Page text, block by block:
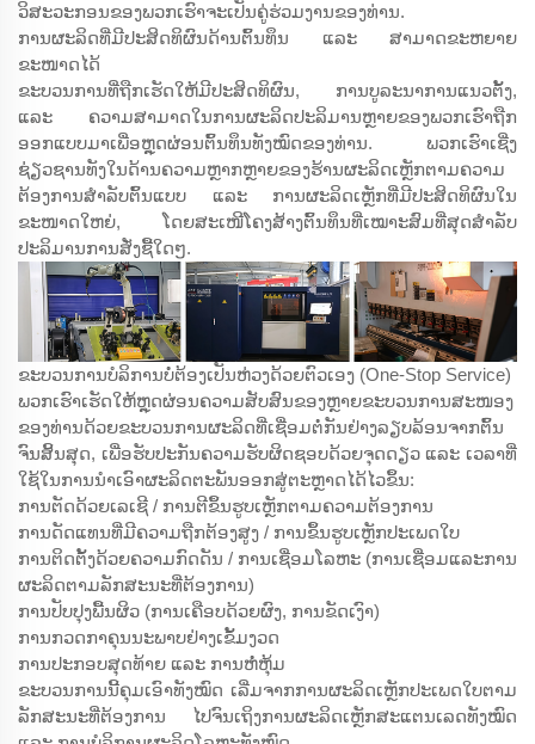
ວິສະວະກອນຂອງພວກເຮົາຈະເປັນຄູ່ຮ່ວມງານຂອງທ່ານ.
ການຜະລິດທີ່ມີປະສິດທິຜົນດ້ານຕົ້ນທຶນ ແລະ ສາມາດຂະຫຍາຍ
ຂະໜາດໄດ້
ຂະບວນການທີ່ຖືກເຮັດໃຫ້ມີປະສິດທິຜົນ, ການບູລະນາການແນວຕັ້ງ,
ແລະ ຄວາມສາມາດໃນການຜະລິດປະລິມານຫຼາຍຂອງພວກເຮົາຖືກ
ອອກແບບມາເພື່ອຫຼຸດຜ່ອນຕົ້ນທຶນທັງໝົດຂອງທ່ານ. ພວກເຮົາເຊີ່ງ
ຊ່ຽວຊານທັງໃນດ້ານຄວາມຫຼາກຫຼາຍຂອງຮ້ານຜະລິດເຫຼັກຕາມຄວາມ
ຕ້ອງການສຳລັບຕົ້ນແບບ ແລະ ການຜະລິດເຫຼັກທີ່ມີປະສິດທິຜົນໃນ
ຂະໜາດໃຫຍ່, ໂດຍສະເໜີໂຄງສ້າງຕົ້ນທຶນທີ່ເໝາະສົມທີ່ສຸດສຳລັບ
ປະລິມານການສັ່ງຊື້ໃດໆ.
ຂະບວນການບໍລິການບໍ່ຕ້ອງເປັນຫ່ວງດ້ວຍຕົວເອງ (One-Stop Service)
ພວກເຮົາເຮັດໃຫ້ຫຼຸດຜ່ອນຄວາມສັບສົນຂອງຫຼາຍຂະບວນການສະໜອງ
ຂອງທ່ານດ້ວຍຂະບວນການຜະລິດທີ່ເຊື່ອມຕໍ່ກັນຢ່າງລຽບລ້ອນຈາກຕົ້ນ
ຈົນສິ້ນສຸດ, ເພື່ອຮັບປະກັນຄວາມຮັບຜິດຊອບດ້ວຍຈຸດດຽວ ແລະ ເວລາທີ່
ໃຊ້ໃນການນຳເອົາຜະລິດຕະພັນອອກສູ່ຕະຫຼາດໄດ້ໄວຂຶ້ນ:
ການຕັດດ້ວຍເລເຊີ / ການຕີຂຶ້ນຮູບເຫຼັກຕາມຄວາມຕ້ອງການ
ການດັດແທນທີ່ມີຄວາມຖືກຕ້ອງສູງ / ການຂຶ້ນຮູບເຫຼັກປະເພດໃບ
ການຕິດຕັ້ງດ້ວຍຄວາມກົດດັນ / ການເຊື່ອມໂລຫະ (ການເຊື່ອມແລະການ
ຜະລິດຕາມລັກສະນະທີ່ຕ້ອງການ)
ການປັບປຸງພື້ນຜິວ (ການເຄືອບດ້ວຍຜົງ, ການຂັດເງົາ)
ການກວດກາຄຸນນະພາບຢ່າງເຂັ້ມງວດ
ການປະກອບສຸດທ້າຍ ແລະ ການຫໍ່ຫຸ້ມ
ຂະບວນການນີ້ຄຸມເອົາທັງໝົດ ເລີ່ມຈາກການຜະລິດເຫຼັກປະເພດໃບຕາມ
ລັກສະນະທີ່ຕ້ອງການ ໄປຈົນເຖິງການຜະລິດເຫຼັກສະແຕນເລດທັງໝົດ